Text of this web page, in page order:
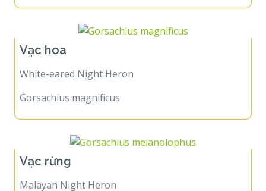
Vạc hoa
White-eared Night Heron
Gorsachius magnificus
Vạc rừng
Malayan Night Heron